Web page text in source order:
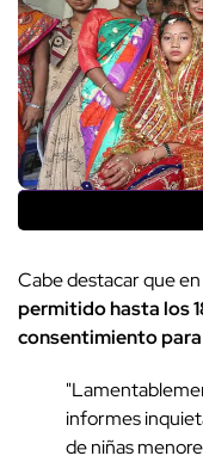
Cabe destacar que
permitido hasta los
consentimiento para
informes
de niñas